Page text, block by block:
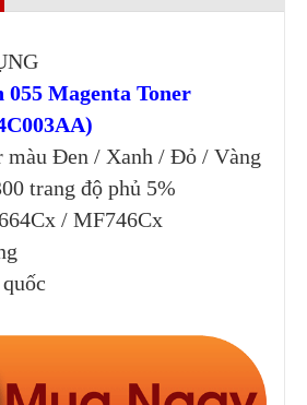
055 Magenta Toner
màu Đen / Xanh / Đỏ / Vàng
trang độ phủ 5%
/ MF746Cx